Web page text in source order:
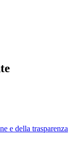
e della trasparenza